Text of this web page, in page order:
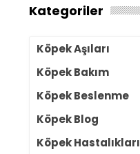
Kategoriler
Köpek Aşıları
Köpek Bakım
Köpek Beslenme
Köpek Blog
Köpek Hastalıkları